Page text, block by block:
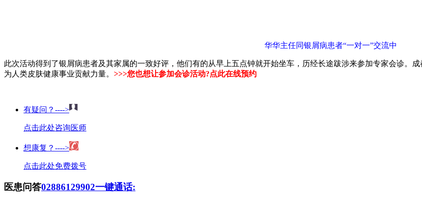
华华主任同银屑病患者“一对一”交流中
此次活动得到了银屑病患者及其家属的一致好评，他们有的从早上五点钟就开始坐车，历经长途跋涉来参加专家会诊。
为人类皮肤健康事业贡献力量。 >>>您也想让参加会诊活动?点此在线预约
有疑问？---->
点击此处咨询医师
想康复？---->
点击此处免费拨号
医患问答02886129902一键通话: